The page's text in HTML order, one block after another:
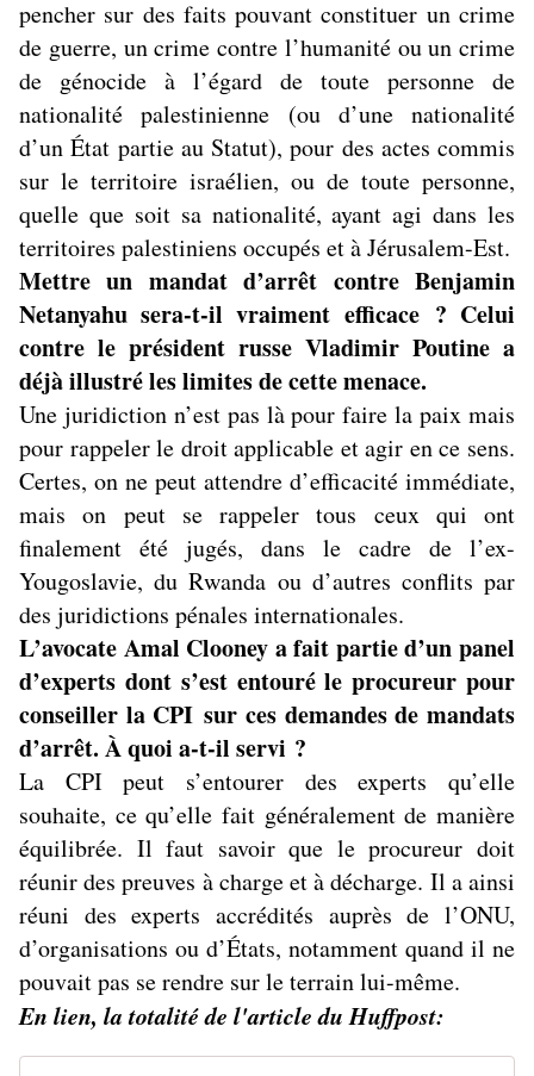
pencher sur des faits pouvant constituer un crime
de guerre, un crime contre l’humanité ou un crime
de génocide à l’égard de toute personne de
nationalité palestinienne (ou d’une nationalité
d’un État partie au Statut), pour des actes commis
sur le territoire israélien, ou de toute personne,
quelle que soit sa nationalité, ayant agi dans les
territoires palestiniens occupés et à Jérusalem-Est.
Mettre un mandat d’arrêt contre Benjamin
Netanyahu sera-t-il vraiment efficace ? Celui
contre le président russe Vladimir Poutine a
déjà illustré les limites de cette menace.
Une juridiction n’est pas là pour faire la paix mais
pour rappeler le droit applicable et agir en ce sens.
Certes, on ne peut attendre d’efficacité immédiate,
mais on peut se rappeler tous ceux qui ont
finalement été jugés, dans le cadre de l’ex-
Yougoslavie, du Rwanda ou d’autres conflits par
des juridictions pénales internationales.
L’avocate Amal Clooney a fait partie d’un panel
d’experts dont s’est entouré le procureur pour
conseiller la CPI sur ces demandes de mandats
d’arrêt. À quoi a-t-il servi ?
La CPI peut s’entourer des experts qu’elle
souhaite, ce qu’elle fait généralement de manière
équilibrée. Il faut savoir que le procureur doit
réunir des preuves à charge et à décharge. Il a ainsi
réuni des experts accrédités auprès de l’ONU,
d’organisations ou d’États, notamment quand il ne
pouvait pas se rendre sur le terrain lui-même.
En lien, la totalité de l'article du Huffpost: